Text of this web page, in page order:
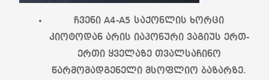
ჩვენი A4-A5 საქონლის ხორცი
კიოტოდან არის იაპონური ვაგიუს ერთ-
ერთი ყველაზე თვალსაჩინო
წარმომადგენელი მსოფლიო ბაზარზე.